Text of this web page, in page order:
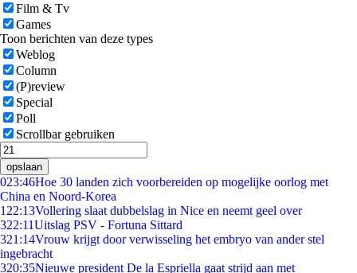
Film & Tv
Games
Toon berichten van deze types
Weblog
Column
(P)review
Special
Poll
Scrollbar gebruiken
opslaan
023:46Hoe 30 landen zich voorbereiden op mogelijke oorlog met
China en Noord-Korea
1 22:13Vollering slaat dubbelslag in Nice en neemt geel over
322:11Uitslag PSV - Fortuna Sittard
321:14Vrouw krijgt door verwisseling het embryo van ander stel
ingebracht
320:35Nieuwe president De la Espriella gaat strijd aan met